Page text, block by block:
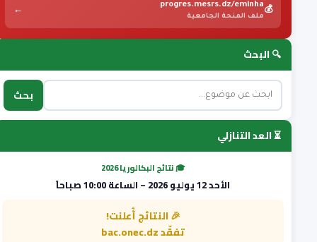
💰
progres.mesrs.dz/eminha
ملف المنحة الجامعية
←
🔍 البحث
بحث
⏳ العد التنازلي
🎓 نتائج البكالوريا 2026
الأحد 12 يوليو 2026 – الساعة 10:00 صباحاً
🎉 النتائج أُعلنت!
تفقّد bac.onec.dz